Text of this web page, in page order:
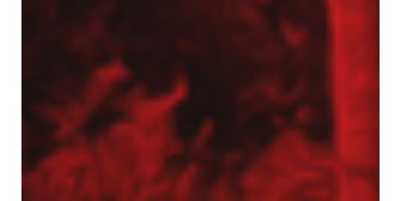
Specjalista ds. kosztorysowania i wycen (K/M)
Operator palownicy (K/M)
Projektant geotechniczny (K/M)
O nas
Park maszynowy